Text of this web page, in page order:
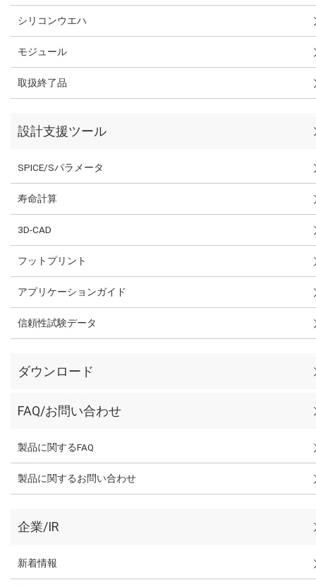
シリコンウエハ
モジュール
取扱終了品
設計支援ツール
SPICE/Sパラメータ
寿命計算
3D-CAD
フットプリント
アプリケーションガイド
信頼性試験データ
ダウンロード
FAQ/お問い合わせ
製品に関するFAQ
製品に関するお問い合わせ
企業/IR
新着情報